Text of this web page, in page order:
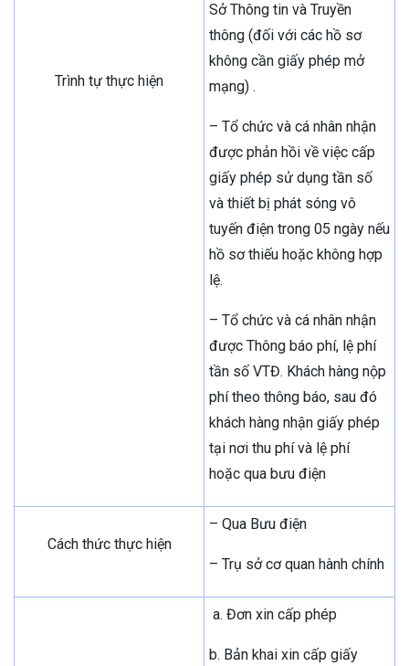
Trình tự thực hiện
Sở Thông tin và Truyền
thông (đối với các hồ sơ
không cần giấy phép mở
mạng) .
– Tổ chức và cá nhân nhận
được phản hồi về việc cấp
giấy phép sử dụng tần số
và thiết bị phát sóng vô
tuyến điện trong 05 ngày nếu
hồ sơ thiếu hoặc không hợp
lệ.
– Tổ chức và cá nhân nhận
được Thông báo phí, lệ phí
tần số VTĐ. Khách hàng nộp
phí theo thông báo, sau đó
khách hàng nhận giấy phép
tại nơi thu phí và lệ phí
hoặc qua bưu điện
Cách thức thực hiện
– Qua Bưu điện
– Trụ sở cơ quan hành chính
a. Đơn xin cấp phép
b. Bản khai xin cấp giấy